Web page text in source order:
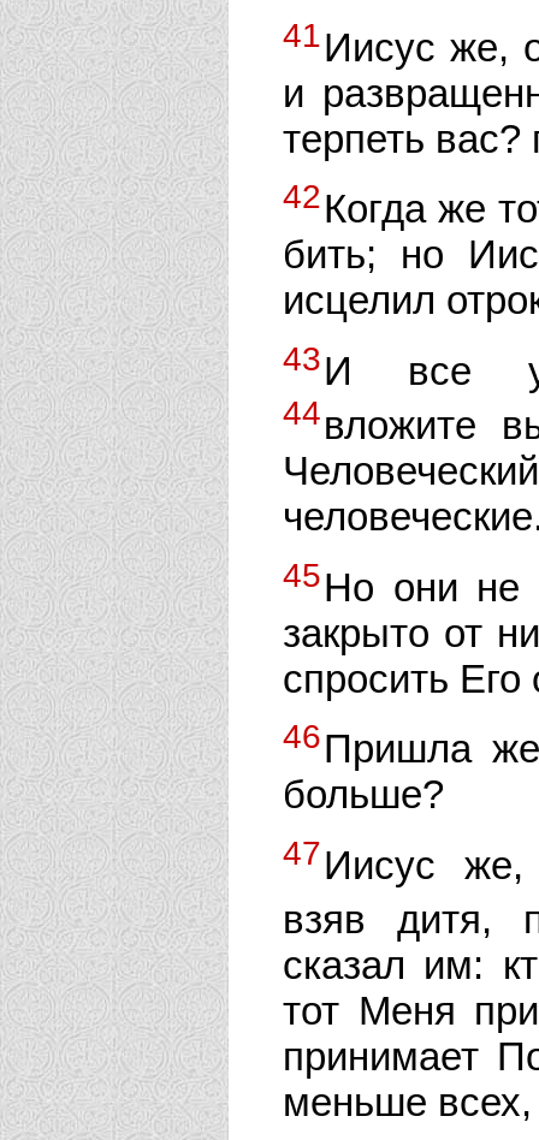
41Иисус же,
и
терпеть
42Когда же
бить; но
исцелил
43И все
44вложите
45Но они не
закрыто от
спросить
46Пришла
больше?
47Иисус
взяв дитя,
сказал им:
тот Меня
принимает
меньше всех,